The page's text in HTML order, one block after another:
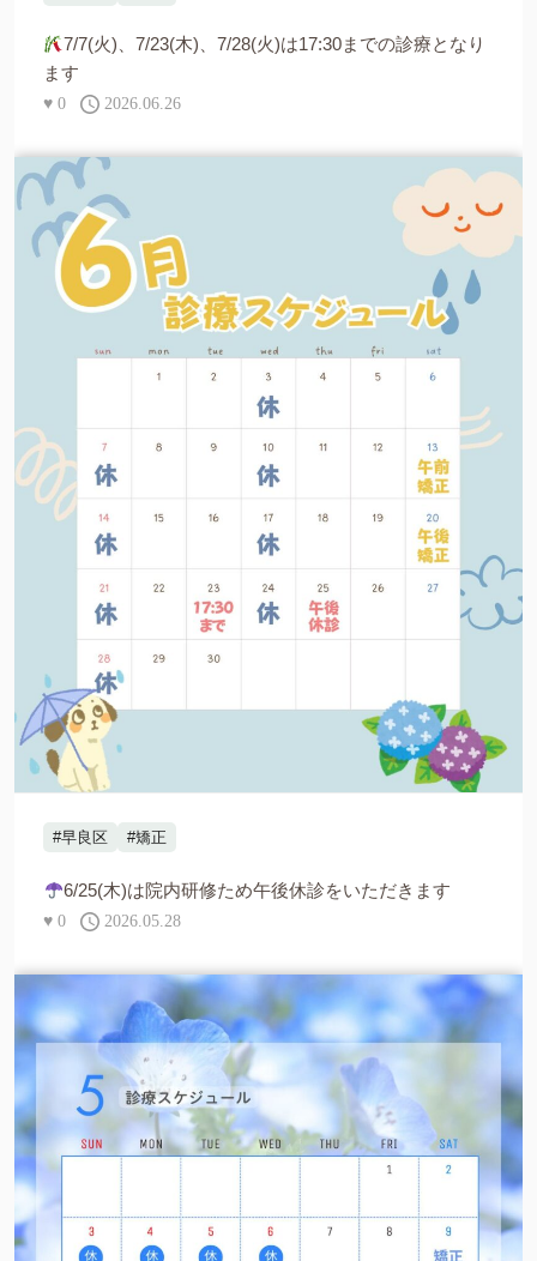
7/7(火)、7/23(木)、7/28(火)は17:30までの診療となり
ます
♥ 0 2026.06.26
#早良区 #矯正
6/25(木)は院内研修ため午後休診をいただきます
♥ 0 2026.05.28